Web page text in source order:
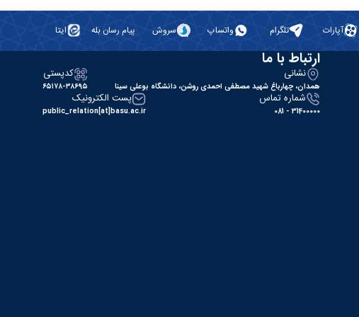
آپارات تلگرام واتساپ سروش پیام رسان بله ایتا
ارتباط با ما
نشانی
همدان، چهارباغ شهید مصطفی احمدی روشن، دانشگاه بوعلی سینا
کدپستی
۶۵۱۷۸-۳۸۶۹۵
شماره تماس
31400000 - 081
پست الکترونیک
public_relation[at]basu.ac.ir